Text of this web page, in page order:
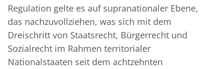
Regulation gelte es auf supranationaler Ebene,
das nachzuvollziehen, was sich mit dem
Dreischritt von Staatsrecht, Bürgerrecht und
Sozialrecht im Rahmen territorialer
Nationalstaaten seit dem achtzehnten